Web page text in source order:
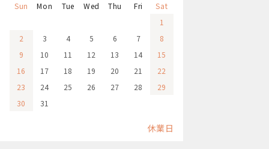
Sun Mon Tue Wed Thu Fri
Sat
1
2
3 4 5 6 7
8
9
10 11 12 13 14
15
16
17 18 19 20 21
22
23
24 25 26 27 28
29
30
31
休業日